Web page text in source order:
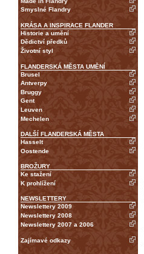
Smyslné Flandry
KRÁSA A INSPIRACE FLANDER
Historie a umění
Dědictví předků
Životní styl
FLANDERSKÁ MĚSTA UMĚNÍ
Brusel
Antverpy
Bruggy
Gent
Leuven
Mechelen
DALŠÍ FLANDERSKÁ MĚSTA
Hasselt
Oostende
BROŽURY
Ke stažení
K prohlížení
NEWSLETTERY
Newslettery 2009
Newslettery 2008
Newslettery 2007 a 2006
Zajímavé odkazy